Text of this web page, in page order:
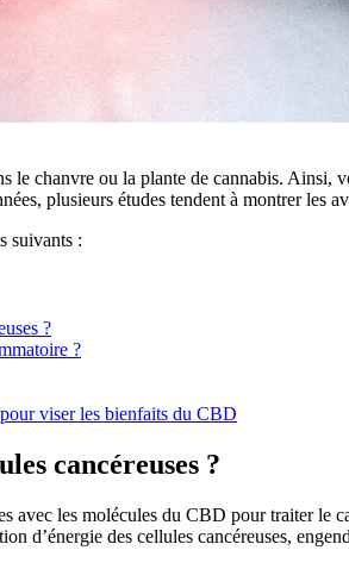
le chanvre ou la plante de cannabis. Ainsi,
plusieurs études tendent à montrer les
suivants :
?
?
viser les bienfaits du CBD
cancéreuses ?
avec les molécules du CBD pour traiter le
d’énergie des cellules cancéreuses,